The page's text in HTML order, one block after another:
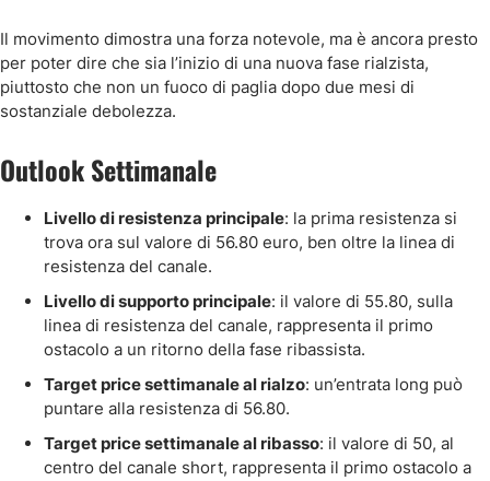
Il movimento dimostra una forza notevole, ma è ancora presto
per poter dire che sia l’inizio di una nuova fase rialzista,
piuttosto che non un fuoco di paglia dopo due mesi di
sostanziale debolezza.
Outlook Settimanale
Livello di resistenza principale: la prima resistenza si
trova ora sul valore di 56.80 euro, ben oltre la linea di
resistenza del canale.
Livello di supporto principale: il valore di 55.80, sulla
linea di resistenza del canale, rappresenta il primo
ostacolo a un ritorno della fase ribassista.
Target price settimanale al rialzo: un’entrata long può
puntare alla resistenza di 56.80.
Target price settimanale al ribasso: il valore di 50, al
centro del canale short, rappresenta il primo ostacolo a